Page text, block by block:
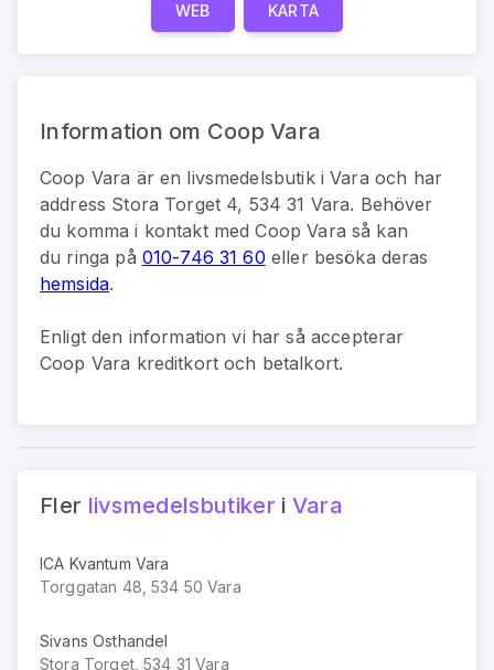
WEB KARTA
Information om Coop Vara
Coop Vara är en livsmedelsbutikiVara och har
address Stora Torget 4, 534 31 Vara. Behöver
du komma i kontakt medCoop Vara så kan
du ringa på 010-746 31 60 eller besöka deras
hemsida.
Enligt den information vi har så accepterar
Coop Vara kreditkort och betalkort.
Fler livsmedelsbutiker i Vara
ICA Kvantum Vara
Torggatan 48, 534 50 Vara
Sivans Osthandel
Stora Torget, 534 31 Vara